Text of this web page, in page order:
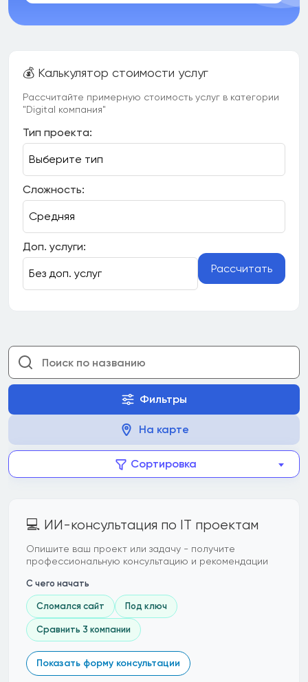
💰 Калькулятор стоимости услуг
Рассчитайте примерную стоимость услуг в категории
"Digital компания"
Тип проекта:
Сложность:
Доп. услуги:
Рассчитать
Фильтры
На карте
Сортировка
💻 ИИ-консультация по IT проектам
Опишите ваш проект или задачу - получите
профессиональную консультацию и рекомендации
С чего начать
Сломался сайт Под ключ
Сравнить 3 компании
Показать форму консультации